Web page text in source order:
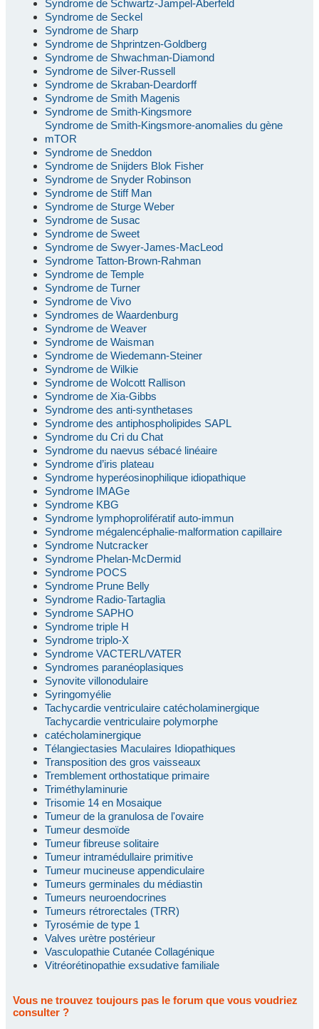
Syndrome de Schwartz-Jampel-Aberfeld
Syndrome de Seckel
Syndrome de Sharp
Syndrome de Shprintzen-Goldberg
Syndrome de Shwachman-Diamond
Syndrome de Silver-Russell
Syndrome de Skraban-Deardorff
Syndrome de Smith Magenis
Syndrome de Smith-Kingsmore
Syndrome de Smith-Kingsmore-anomalies du gène
mTOR
Syndrome de Sneddon
Syndrome de Snijders Blok Fisher
Syndrome de Snyder Robinson
Syndrome de Stiff Man
Syndrome de Sturge Weber
Syndrome de Susac
Syndrome de Sweet
Syndrome de Swyer-James-MacLeod
Syndrome Tatton-Brown-Rahman
Syndrome de Temple
Syndrome de Turner
Syndrome de Vivo
Syndromes de Waardenburg
Syndrome de Weaver
Syndrome de Waisman
Syndrome de Wiedemann-Steiner
Syndrome de Wilkie
Syndrome de Wolcott Rallison
Syndrome de Xia-Gibbs
Syndrome des anti-synthetases
Syndrome des antiphospholipides SAPL
Syndrome du Cri du Chat
Syndrome du naevus sébacé linéaire
Syndrome d’iris plateau
Syndrome hyperéosinophilique idiopathique
Syndrome IMAGe
Syndrome KBG
Syndrome lymphoprolifératif auto-immun
Syndrome mégalencéphalie-malformation capillaire
Syndrome Nutcracker
Syndrome Phelan-McDermid
Syndrome POCS
Syndrome Prune Belly
Syndrome Radio-Tartaglia
Syndrome SAPHO
Syndrome triple H
Syndrome triplo-X
Syndrome VACTERL/VATER
Syndromes paranéoplasiques
Synovite villonodulaire
Syringomyélie
Tachycardie ventriculaire catécholaminergique
Tachycardie ventriculaire polymorphe
catécholaminergique
Télangiectasies Maculaires Idiopathiques
Transposition des gros vaisseaux
Tremblement orthostatique primaire
Triméthylaminurie
Trisomie 14 en Mosaique
Tumeur de la granulosa de l'ovaire
Tumeur desmoïde
Tumeur fibreuse solitaire
Tumeur intramédullaire primitive
Tumeur mucineuse appendiculaire
Tumeurs germinales du médiastin
Tumeurs neuroendocrines
Tumeurs rétrorectales (TRR)
Tyrosémie de type 1
Valves urètre postérieur
Vasculopathie Cutanée Collagénique
Vitréorétinopathie exsudative familiale
Vous ne trouvez toujours pas le forum que vous voudriez
consulter ?